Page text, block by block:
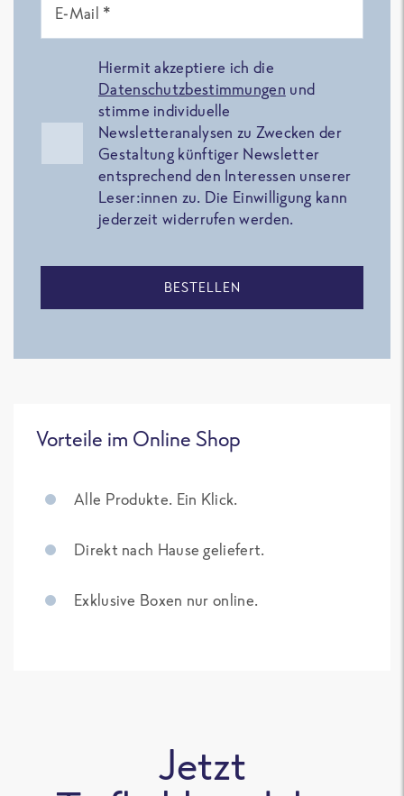
E-Mail *
Hiermit akzeptiere ich die
Datenschutzbestimmungen und
stimme individuelle
Newsletteranalysen zu Zwecken der
Gestaltung künftiger Newsletter
entsprechend den Interessen unserer
Leser:innen zu. Die Einwilligung kann
jederzeit widerrufen werden.
BESTELLEN
Vorteile im Online Shop
Alle Produkte. Ein Klick.
Direkt nach Hause geliefert.
Exklusive Boxen nur online.
Jetzt